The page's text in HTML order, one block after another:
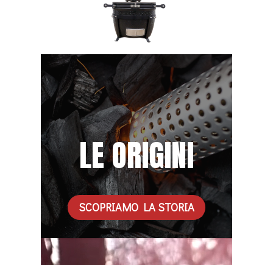
LE ORIGINI
SCOPRIAMO LA STORIA